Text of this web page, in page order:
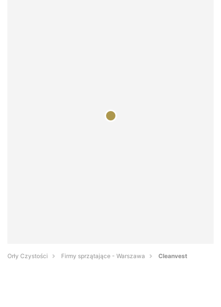
Orły Czystości Firmy sprzątające - Warszawa Cleanvest